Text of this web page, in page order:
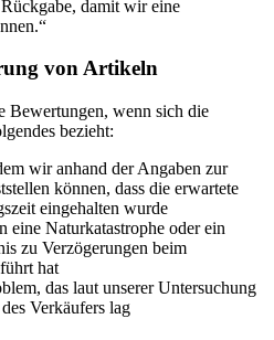
damit wir eine
von Artikeln
Bewertungen, wenn sich die
bezieht:
wir anhand der Angaben zur
können, dass die erwartete
eingehalten wurde
eine Naturkatastrophe oder ein
zu Verzögerungen beim
hat
das laut unserer Untersuchung
Verkäufers lag